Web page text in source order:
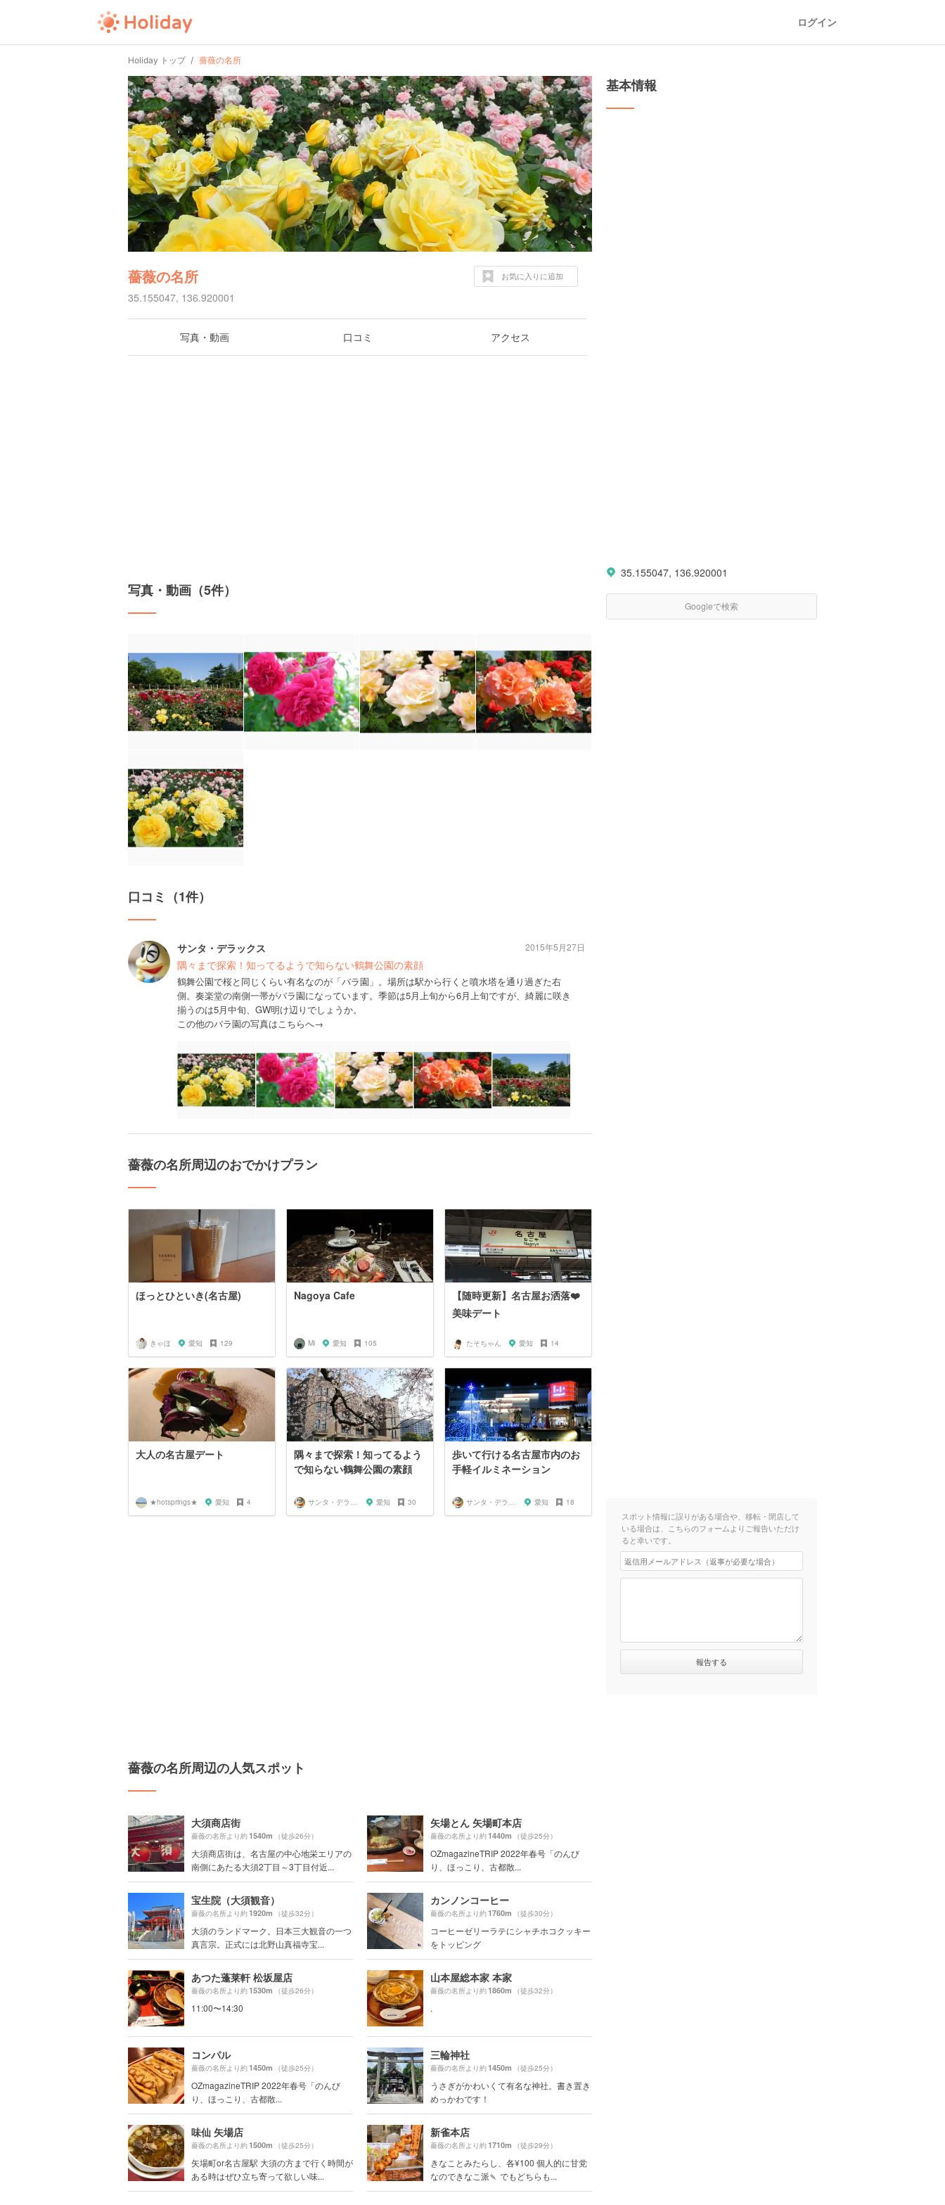
ログイン
Holiday トップ 薔薇の名所
薔薇の名所
35.155047, 136.920001
お気に入りに追加
写真・動画 口コミ アクセス
写真・動画（5件）
口コミ（1件）
サンタ・デラックス
隅々まで探索！知ってるようで知らない鶴舞公園の素顔
鶴舞公園で桜と同じくらい有名なのが「バラ園」。場所は駅から行くと噴水塔を通り過ぎた右
側。奏楽堂の南側一帯がバラ園になっています。季節は5月上旬から6月上旬ですが、綺麗に咲き
揃うのは5月中旬、GW明け辺りでしょうか。
この他のバラ園の写真はこちらへ→
2015年5月27日
薔薇の名所周辺のおでかけプラン
ほっとひといき(名古屋)
きゃほ 愛知 129
Nagoya Cafe
Mi 愛知 105
【随時更新】名古屋お洒落❤️
美味デート
たそちゃん 愛知 14
大人の名古屋デート
★hotsprings★ 愛知 4
隅々まで探索！知ってるよう
で知らない鶴舞公園の素顔
サンタ・デラックス 愛知 30
歩いて行ける名古屋市内のお
手軽イルミネーション
サンタ・デラックス 愛知 18
薔薇の名所周辺の人気スポット
大須商店街
薔薇の名所より約1540m （徒歩26分）
大須商店街は、名古屋の中心地栄エリアの
南側にあたる大須2丁目～3丁目付近...
矢場とん 矢場町本店
薔薇の名所より約1440m （徒歩25分）
OZmagazineTRIP 2022年春号「のんび
り、ほっこり、古都散...
宝生院（大須観音）
薔薇の名所より約1920m （徒歩32分）
大須のランドマーク。日本三大観音の一つ
真言宗。正式には北野山真福寺宝...
カンノンコーヒー
薔薇の名所より約1760m （徒歩30分）
コーヒーゼリーラテにシャチホコクッキー
をトッピング
あつた蓬莱軒 松坂屋店
薔薇の名所より約1530m （徒歩26分）
11:00〜14:30
山本屋総本家 本家
薔薇の名所より約1860m （徒歩32分）
.
コンパル
薔薇の名所より約1450m （徒歩25分）
OZmagazineTRIP 2022年春号「のんび
り、ほっこり、古都散...
三輪神社
薔薇の名所より約1450m （徒歩25分）
うさぎがかわいくて有名な神社。書き置き
めっかわです！
味仙 矢場店
薔薇の名所より約1500m （徒歩25分）
矢場町or名古屋駅 大須の方まで行く時間が
ある時はぜひ立ち寄って欲しい味...
新雀本店
薔薇の名所より約1710m （徒歩29分）
きなことみたらし、各¥100 個人的に甘党
なのできなこ派🍡 でもどちらも...
基本情報
35.155047, 136.920001
Googleで検索
スポット情報に誤りがある場合や、移転・閉店して
いる場合は、こちらのフォームよりご報告いただけ
ると幸いです。